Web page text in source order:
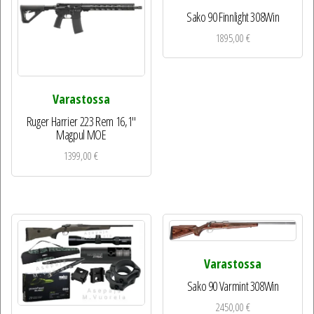
Varastossa
Ruger Harrier 223 Rem 16,1″
Magpul MOE
1399,00€
Sako 90 Finnlight 308Win
1895,00€
Varastossa
Sako 90 Varmint 308Win
2450,00€